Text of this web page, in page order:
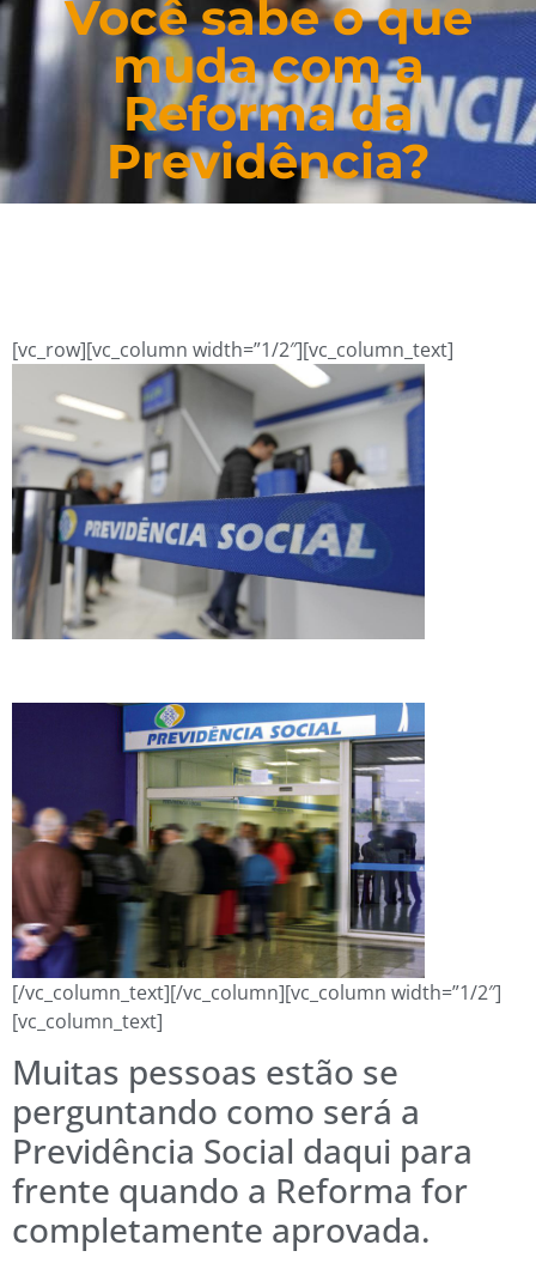
Você sabe o que
muda com a
Reforma da
Previdência?
[vc_row][vc_column width=”1/2″][vc_column_text]
[/vc_column_text][/vc_column][vc_column width=”1/2″]
[vc_column_text]
Muitas pessoas estão se
perguntando como será a
Previdência Social daqui para
frente quando a Reforma for
completamente aprovada.